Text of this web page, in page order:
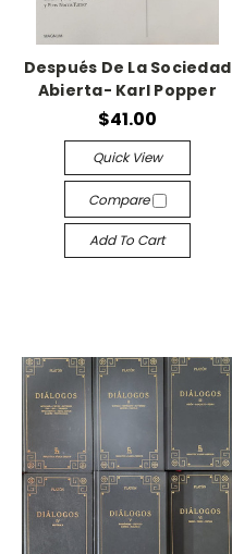
Después De La Sociedad
Abierta- Karl Popper
$41.00
Quick View
Compare
Add To Cart